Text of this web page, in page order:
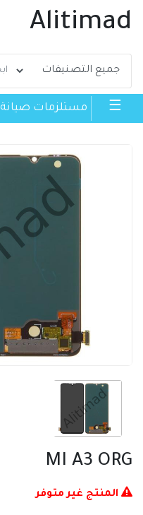
Alitimad
☰ مستلزمات صيانة
MI A3 ORG
المنتج غير متوفر